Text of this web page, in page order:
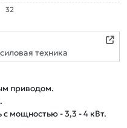
32
техника
приводом.
мощностью - 3,3 - 4 кВт.